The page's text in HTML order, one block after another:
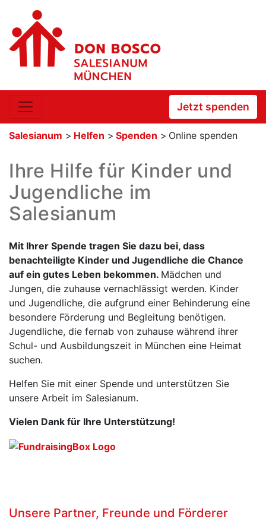
Jetzt spenden
Salesianum > Helfen > Spenden > Online spenden
Ihre Hilfe für Kinder und
Jugendliche im
Salesianum
Mit Ihrer Spende tragen Sie dazu bei, dass
benachteiligte Kinder und Jugendliche die Chance
auf ein gutes Leben bekommen. Mädchen und
Jungen, die zuhause vernachlässigt werden. Kinder
und Jugendliche, die aufgrund einer Behinderung eine
besondere Förderung und Begleitung benötigen.
Jugendliche, die fernab von zuhause während ihrer
Schul- und Ausbildungszeit in München eine Heimat
suchen.
Helfen Sie mit einer Spende und unterstützen Sie
unsere Arbeit im Salesianum.
Vielen Dank für Ihre Unterstützung!
Unsere Partner, Freunde und Förderer